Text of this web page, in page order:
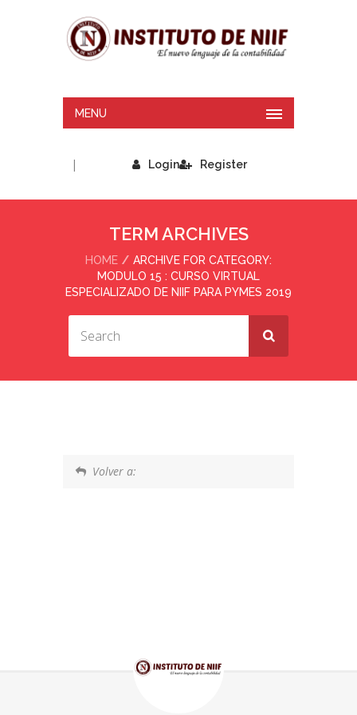
MENU
Login
| Register
TERM ARCHIVES
HOME
ARCHIVE FOR CATEGORY:
MODULO 15 : CURSO VIRTUAL
ESPECIALIZADO DE NIIF PARA PYMES 2019
Volver a: